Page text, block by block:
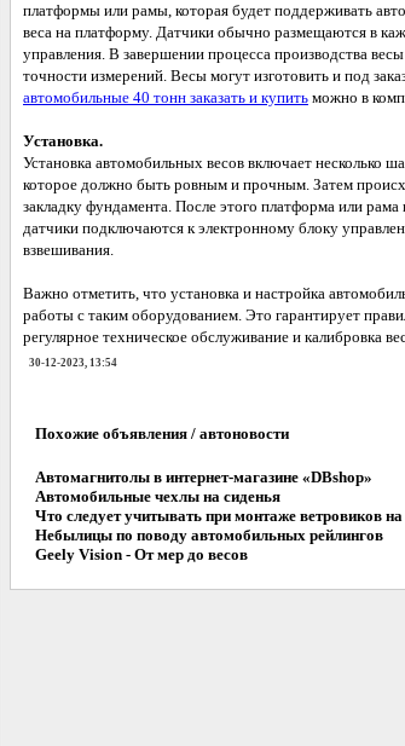
платформы или рамы, которая будет поддерживать
веса на платформу. Датчики обычно размещаются в
управления. В завершении процесса производства
точности измерений. Весы могут изготовить и под
автомобильные 40 тонн заказать и купить можно в
Установка.
Установка автомобильных весов включает несколько
которое должно быть ровным и прочным. Затем
закладку фундамента. После этого платформа или рама
датчики подключаются к электронному блоку
взвешивания.
Важно отметить, что установка и настройка
работы с таким оборудованием. Это гарантирует
регулярное техническое обслуживание и калибровка
30-12-2023, 13:54
Похожие объявления / автоновости
Автомагнитолы в интернет-магазине «DBshop»
Автомобильные чехлы на сиденья
Что следует учитывать при монтаже ветровиков на
Небылицы по поводу автомобильных рейлингов
Geely Vision - От мер до весов